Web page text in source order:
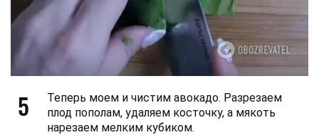
5
Теперь моем и чистим авокадо. Разрезаем
плод пополам, удаляем косточку, а мякоть
нарезаем мелким кубиком.